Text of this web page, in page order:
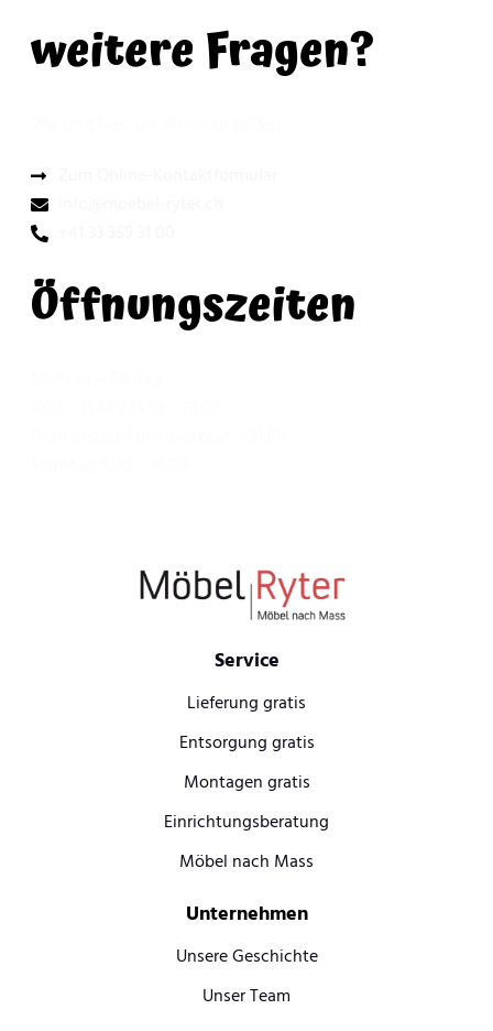
weitere Fragen?
Öffnungszeiten
Service
Lieferung gratis
Entsorgung gratis
Montagen gratis
Einrichtungsberatung
Möbel nach Mass
Unternehmen
Unsere Geschichte
Unser Team